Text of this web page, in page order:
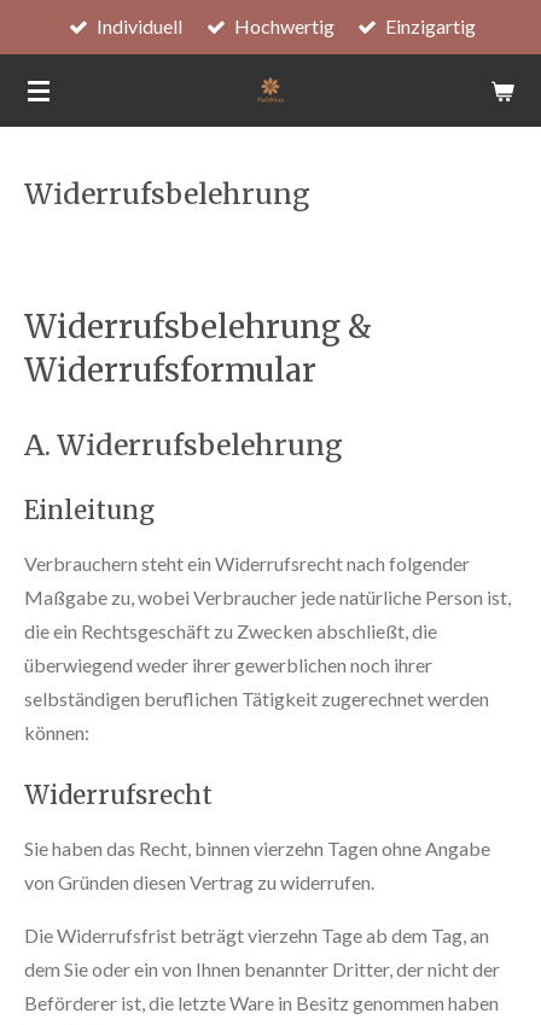
Hauptinhalt
springen
Individuell Hochwertig Einzigartig
Widerrufsbelehrung
Widerrufsbelehrung &
Widerrufsformular
A. Widerrufsbelehrung
Einleitung
Verbrauchern steht ein Widerrufsrecht nach folgender
Maßgabe zu, wobei Verbraucher jede natürliche Person ist,
die ein Rechtsgeschäft zu Zwecken abschließt, die
überwiegend weder ihrer gewerblichen noch ihrer
selbständigen beruflichen Tätigkeit zugerechnet werden
können:
Widerrufsrecht
Sie haben das Recht, binnen vierzehn Tagen ohne Angabe
von Gründen diesen Vertrag zu widerrufen.
Die Widerrufsfrist beträgt vierzehn Tage ab dem Tag, an
dem Sie oder ein von Ihnen benannter Dritter, der nicht der
Beförderer ist, die letzte Ware in Besitz genommen haben